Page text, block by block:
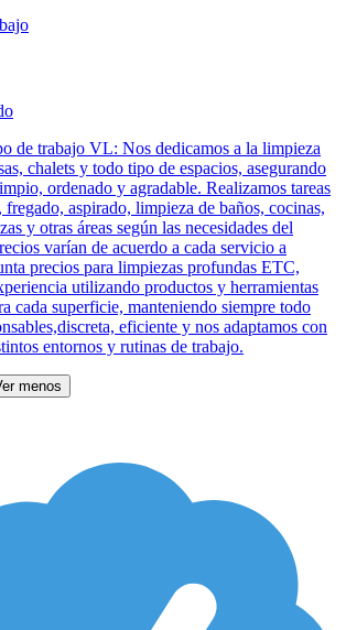
de trabajo VL: Nos dedicamos a la limpieza
chalets y todo tipo de espacios, asegurando
ordenado y agradable. Realizamos tareas
aspirado, limpieza de baños, cocinas,
y otras áreas según las necesidades del
varían de acuerdo a cada servicio a
precios para limpiezas profundas ETC,
utilizando productos y herramientas
cada superficie, manteniendo siempre todo
eficiente y nos adaptamos con
entornos y rutinas de trabajo.
menos